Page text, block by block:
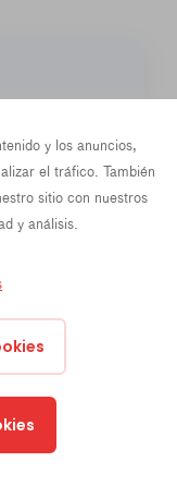
a:
y
y los anuncios,
el tráfico. También
sitio con nuestros
y análisis.